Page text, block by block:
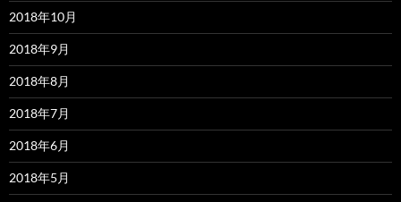
2018年10月
2018年9月
2018年8月
2018年7月
2018年6月
2018年5月